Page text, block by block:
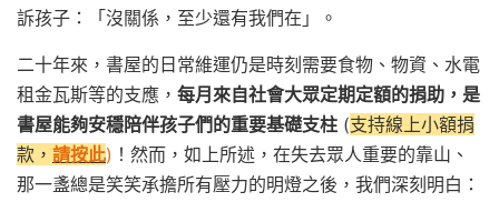
訴孩子：「沒關係，至少還有我們在」。
二十年來，書屋的日常維運仍是時刻需要食物、物資、水電
租金瓦斯等的支應， 每月來自社會大眾定期定額的捐助，是
書屋能夠安穩陪伴孩子們的重要基礎支柱 (支持線上小額捐
款， 請按此) ！然而，如上所述，在失去眾人重要的靠山、
那一盞總是笑笑承擔所有壓力的明燈之後，我們深刻明白：